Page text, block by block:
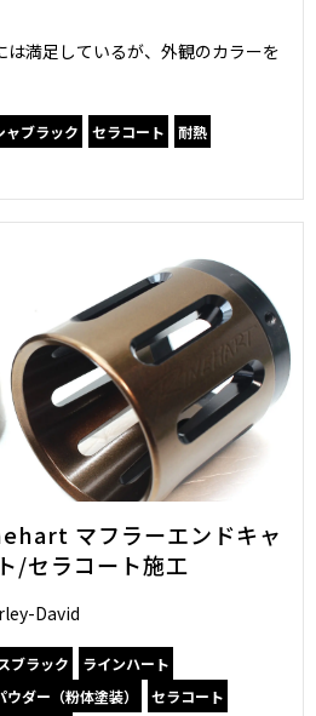
満足しているが、外観のカラーを
ャブラック セラコート
耐熱
マフラーエンドキャ
/セラコート施工
David
ブラック
ラインハート
ウダー（粉体塗装）
セラコート